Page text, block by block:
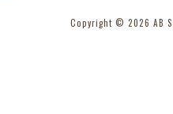
Copyright © 2026 AB